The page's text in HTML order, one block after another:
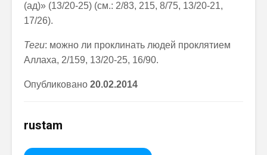
(ад)» (13/20-25) (см.: 2/83, 215, 8/75, 13/20-21,
17/26).
Теги: можно ли проклинать людей проклятием
Аллаха, 2/159, 13/20-25, 16/90.
Опубликовано 20.02.2014
rustam